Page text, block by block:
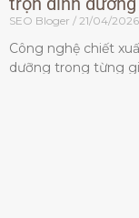
SEO Bloger 21/04/2026
Công nghệ chiết
dưỡng trong từng